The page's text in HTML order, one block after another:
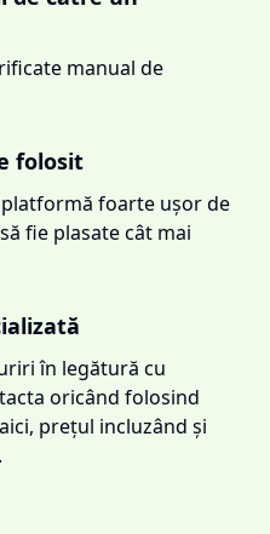
manual de
folosit
foarte ușor de
fie plasate cât mai
în legătură cu
oricând folosind
prețul incluzând și